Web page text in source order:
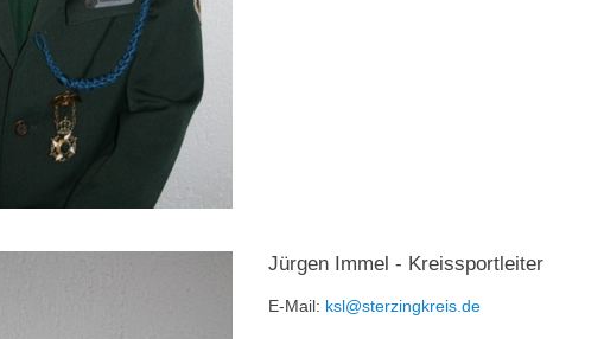
Jürgen Immel - Kreissportleiter
E-Mail: ksl@sterzingkreis.de